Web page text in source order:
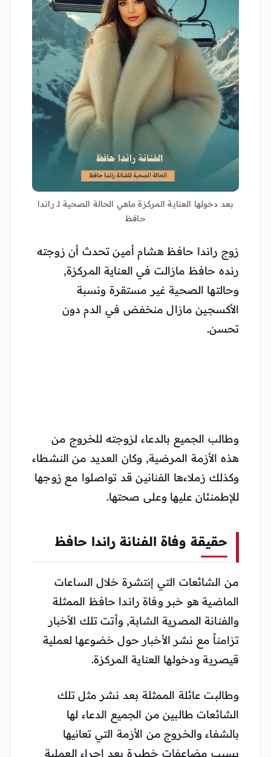
بعد دخولها العناية المركزة ماهي الحالة الصحية لـ راندا
حافظ
زوج راندا حافظ هشام أمين تحدث أن زوجته
رنده حافظ مازالت في العناية المركزة,
وحالتها الصحية غير مستقرة ونسبة
الأكسجين مازال منخفض في الدم دون
تحسن.
وطالب الجميع بالدعاء لزوجته للخروج من
هذه الأزمة المرضية, وكان العديد من النشطاء
وكذلك زملاءها الفنانين قد تواصلوا مع زوجها
للإطمنئان عليها وعلى صحتها.
حقيقة وفاة الفنانة راندا حافظ
من الشائعات التي إنتشرة خلال الساعات
الماضية هو خبر وفاة راندا حافظ الممثلة
والفنانة المصرية الشابة, وأتت تلك الأخبار
تزامناً مع نشر الأخبار حول خضوعها لعملية
قيصرية ودخولها العناية المركزة.
وطالبت عائلة الممثلة بعد نشر مثل تلك
الشائعات طالبين من الجميع الدعاء لها
بالشفاء والخروج من الأزمة التي تعانيها
بسبب مضاعفات خطيرة بعد إجراء العملية